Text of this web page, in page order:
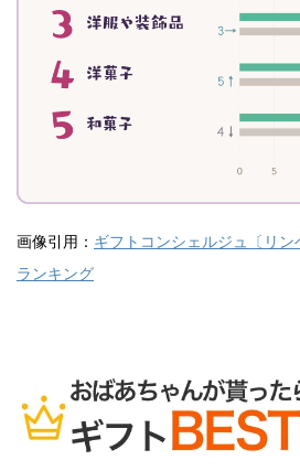
画像引用： ギフトコンシェルジュ〔リン
ランキング